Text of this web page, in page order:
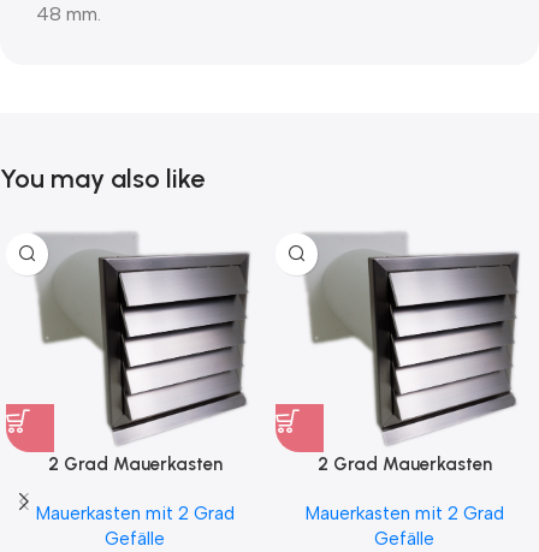
48 mm.
You may also like
2 Grad Mauerkasten
Kondensatablauf auch mit
Blower Door Test und
Mauerkasten mit 2 Grad
Gefälle
2 Grad Mauerkasten
Kondensatablauf für
Klimageräte Ø150 2Grad
Mauerkasten mit 2 Grad
Gefälle